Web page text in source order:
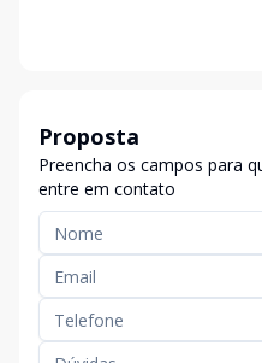
Proposta
Preencha os campos para
entre em contato